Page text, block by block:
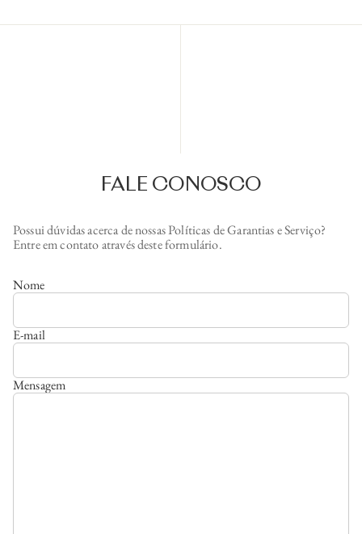
FALE CONOSCO
Possui dúvidas acerca de nossas Políticas de Garantias e Serviço?
Entre em contato através deste formulário.
Nome
E-mail
Mensagem